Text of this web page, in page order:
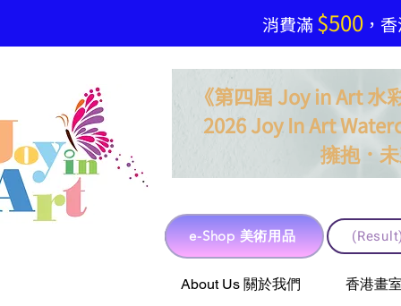
​消費滿$500，
《第四屆 Joy in Art 水
2026 Joy In Art
擁抱．
e-Shop 美術用品
e-Shop 美術用品
About Us 關於我們
香港畫